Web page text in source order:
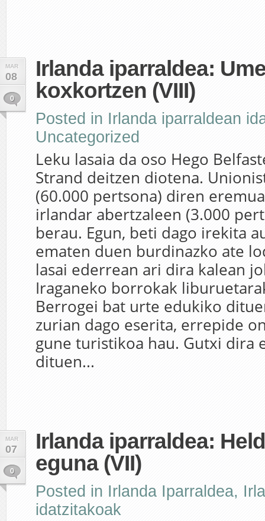
MAR
08
0
Irlanda iparraldea:
koxkortzen (VIII)
Posted in Irlanda iparraldean
Uncategorized
Leku lasaia da oso Hego
Strand deitzen diotena.
(60.000 pertsona) diren
irlandar abertzaleen (3.000
berau. Egun, beti dago irekita
ematen duen burdinazko ate
lasai ederrean ari dira kalean
Iraganeko borrokak
Berrogei bat urte edukiko
zurian dago eserita, errepide
gune turistikoa hau. Gutxi dira
dituen...
MAR
07
0
Irlanda iparraldea:
eguna (VII)
Posted in Irlanda Iparraldea,
idatzitakoak